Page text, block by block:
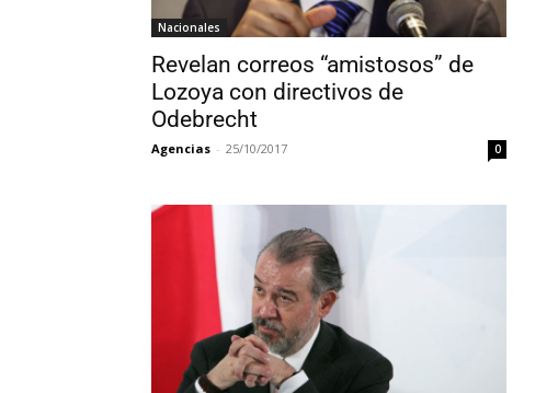
Nacionales
Revelan correos “amistosos” de
Lozoya con directivos de
Odebrecht
Agencias - 25/10/2017 0